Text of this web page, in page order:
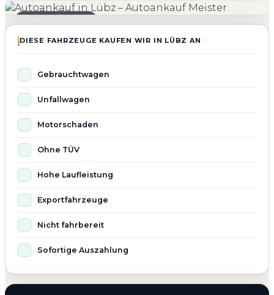
DIESE FAHRZEUGE KAUFEN WIR IN LÜBZ AN
Gebrauchtwagen
Unfallwagen
Motorschaden
Ohne TÜV
Hohe Laufleistung
Exportfahrzeuge
Nicht fahrbereit
Sofortige Auszahlung